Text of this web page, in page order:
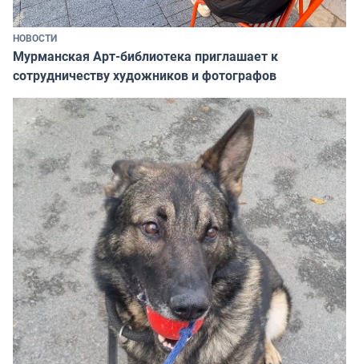
НОВОСТИ
Мурманская Арт-библиотека приглашает к
сотрудничеству художников и фотографов